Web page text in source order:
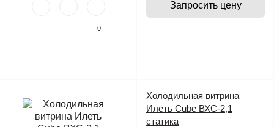
0
Запросить цену
Холодильная витрина
Илеть Cube ВХС-2,1
статика